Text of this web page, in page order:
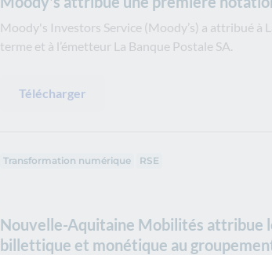
Moody's Investors Service (Moody’s) a attribué à
terme et à l’émetteur La Banque Postale SA.
Télécharger
Transformation numérique RSE
Nouvelle-Aquitaine Mobilités attribue
billettique et monétique au